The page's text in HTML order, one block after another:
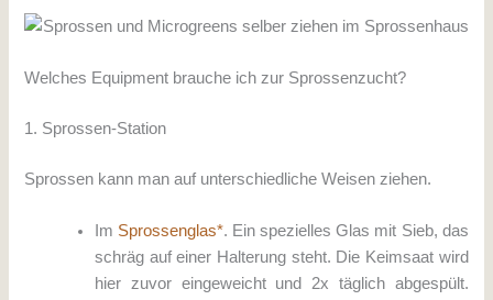
Welches Equipment brauche ich zur Sprossenzucht?
1. Sprossen-Station
Sprossen kann man auf unterschiedliche Weisen ziehen.
Im Sprossenglas*. Ein spezielles Glas mit Sieb, das
schräg auf einer Halterung steht. Die Keimsaat wird
hier zuvor eingeweicht und 2x täglich abgespült.